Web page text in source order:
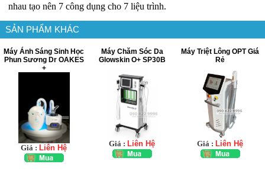
nhau tạo nên 7 công dụng cho 7 liệu trình.
SẢN PHẨM KHÁC
Máy Ánh Sáng Sinh Học
Phun Sương Dr OAKES
+
Giá :Liên Hệ
Máy Chăm Sóc Da
Glowskin O+ SP30B
Giá :Liên Hệ
Máy Triệt Lông OPT Giá
Rẻ
Giá : Liên Hệ